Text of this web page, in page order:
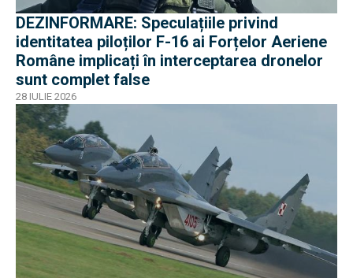
DEZINFORMARE: Speculațiile privind
identitatea piloților F-16 ai Forțelor Aeriene
Române implicați în interceptarea dronelor
sunt complet false
28 IULIE 2026